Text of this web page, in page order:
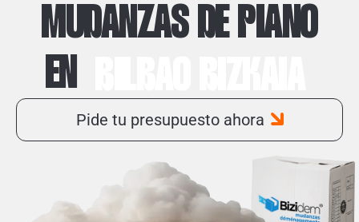
MUDANZAS DE PIANO
EN
Pide tu presupuesto ahora